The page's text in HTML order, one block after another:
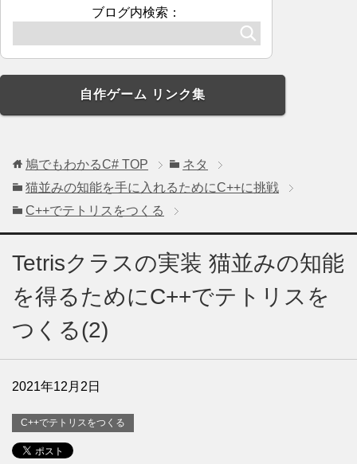
ブログ内検索：
自作ゲーム リンク集
鳩でもわかるC# TOP
ネタ
猫並みの知能を手に入れるためにC++に挑戦
C++でテトリスをつくる
Tetrisクラスの実装 猫並みの知能
を得るためにC++でテトリスを
つくる(2)
2021年12月2日
C++でテトリスをつくる